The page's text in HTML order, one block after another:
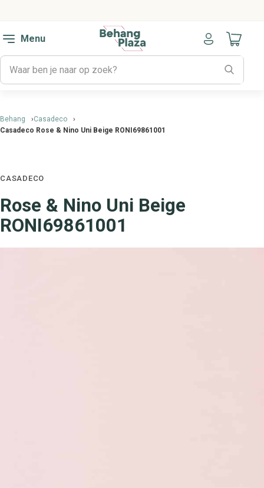
Menu
Naar
Behang
Casadeco
Casadeco Rose & Nino Uni Beige RONI69861001
CASADECO
Rose & Nino Uni Beige
RONI69861001